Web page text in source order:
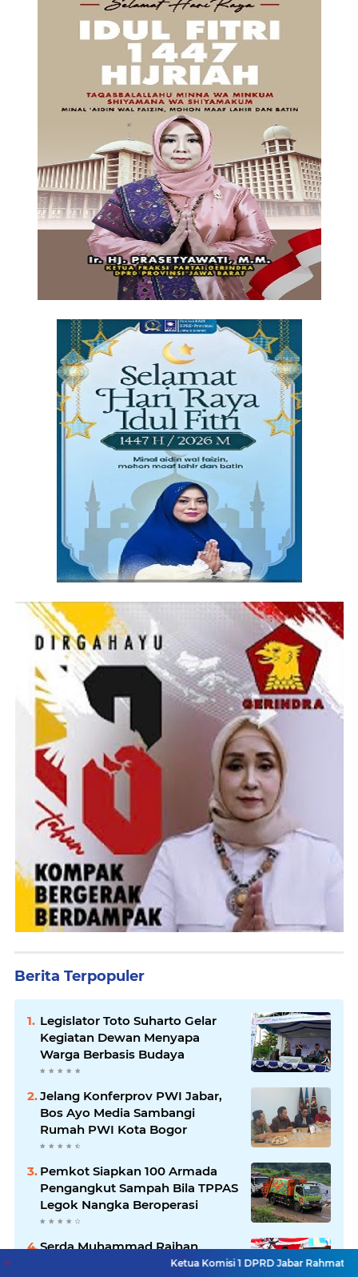
Berita Terpopuler
Legislator Toto Suharto Gelar
Kegiatan Dewan Menyapa
Warga Berbasis Budaya
Jelang Konferprov PWI Jabar,
Bos Ayo Media Sambangi
Rumah PWI Kota Bogor
Pemkot Siapkan 100 Armada
Pengangkut Sampah Bila TPPAS
Legok Nangka Beroperasi
Serda Muhammad Raihan
Fadhila Raih Emas pada 8th
Ketua Komisi 1 DPRD Jabar Rahmat Hidayat Djati